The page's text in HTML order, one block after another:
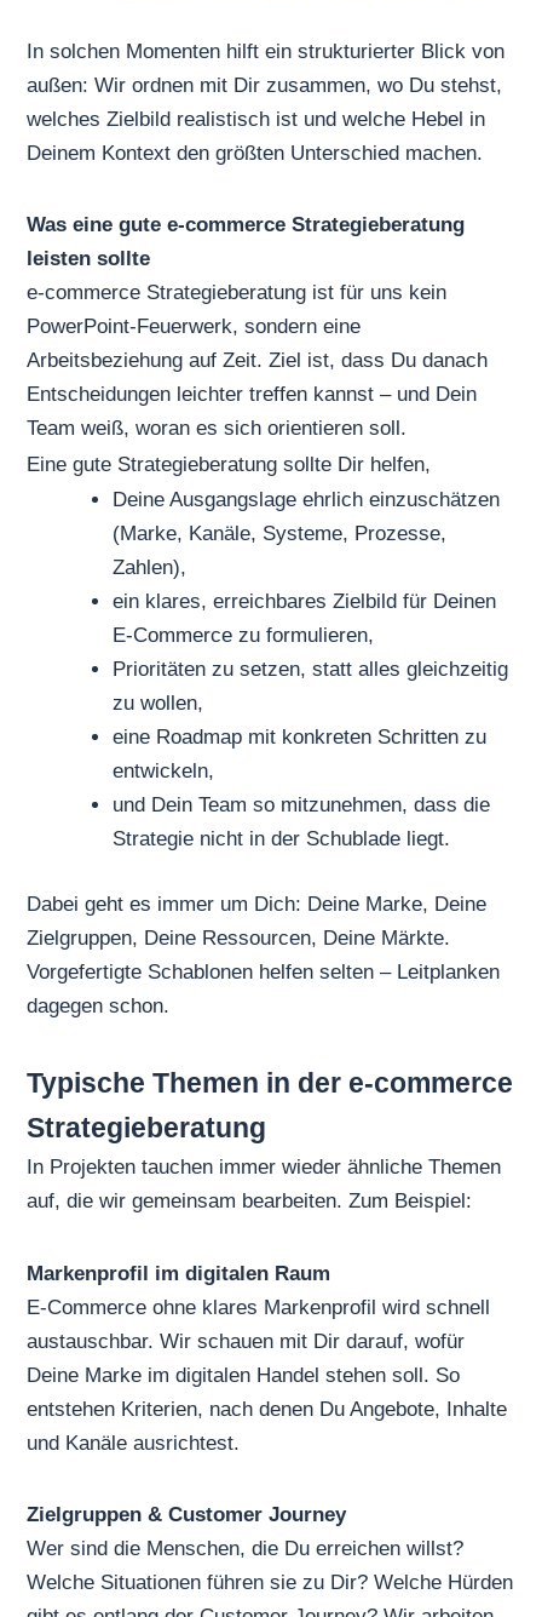
In solchen Momenten hilft ein strukturierter Blick von
außen: Wir ordnen mit Dir zusammen, wo Du stehst,
welches Zielbild realistisch ist und welche Hebel in
Deinem Kontext den größten Unterschied machen.
Was eine gute e-commerce Strategieberatung
leisten sollte
e-commerce Strategieberatung ist für uns kein
PowerPoint-Feuerwerk, sondern eine
Arbeitsbeziehung auf Zeit. Ziel ist, dass Du danach
Entscheidungen leichter treffen kannst – und Dein
Team weiß, woran es sich orientieren soll.
Eine gute Strategieberatung sollte Dir helfen,
Deine Ausgangslage ehrlich einzuschätzen
(Marke, Kanäle, Systeme, Prozesse,
Zahlen),
ein klares, erreichbares Zielbild für Deinen
E-Commerce zu formulieren,
Prioritäten zu setzen, statt alles gleichzeitig
zu wollen,
eine Roadmap mit konkreten Schritten zu
entwickeln,
und Dein Team so mitzunehmen, dass die
Strategie nicht in der Schublade liegt.
Dabei geht es immer um Dich: Deine Marke, Deine
Zielgruppen, Deine Ressourcen, Deine Märkte.
Vorgefertigte Schablonen helfen selten – Leitplanken
dagegen schon.
Typische Themen in der e-commerce
Strategieberatung
In Projekten tauchen immer wieder ähnliche Themen
auf, die wir gemeinsam bearbeiten. Zum Beispiel:
Markenprofil im digitalen Raum
E-Commerce ohne klares Markenprofil wird schnell
austauschbar. Wir schauen mit Dir darauf, wofür
Deine Marke im digitalen Handel stehen soll. So
entstehen Kriterien, nach denen Du Angebote, Inhalte
und Kanäle ausrichtest.
Zielgruppen & Customer Journey
Wer sind die Menschen, die Du erreichen willst?
Welche Situationen führen sie zu Dir? Welche Hürden